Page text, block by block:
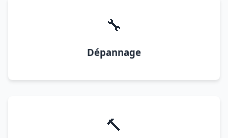
🔧
Dépannage
🔨